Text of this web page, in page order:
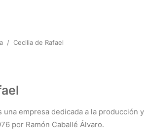
/ Cecilia de Rafael
una empresa dedicada a la
por Ramón Caballé Álvaro.